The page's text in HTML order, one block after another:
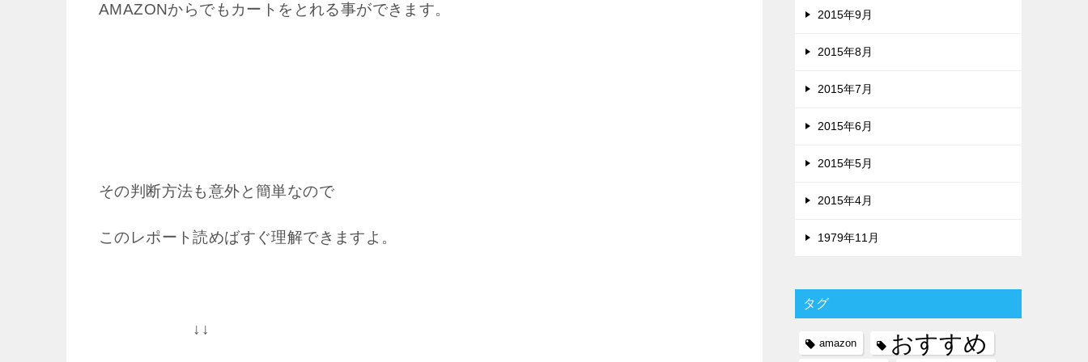
AMAZONからでもカートをとれる事ができます。
その判断方法も意外と簡単なので
このレポート読めばすぐ理解できますよ。
↓↓
2015年9月
2015年8月
2015年7月
2015年6月
2015年5月
2015年4月
1979年11月
タグ
amazon おすすめ